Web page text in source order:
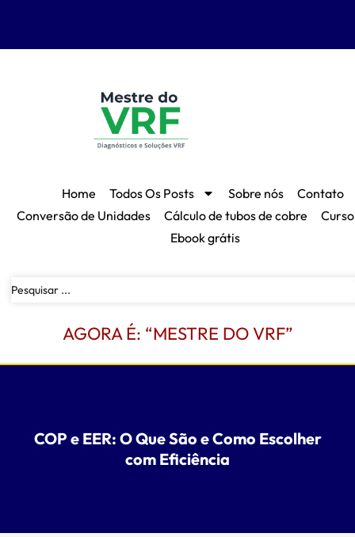
Home Todos Os Posts Sobre nós
Contato
Conversão de Unidades
Cálculo de tubos de cobre
Ebook grátis
AGORA É: “MESTRE DO VRF”
COP e EER: O Que São e Como Escolher
com Eficiência